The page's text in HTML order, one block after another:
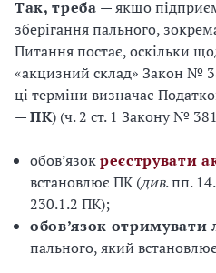
Так, треба — якщо
зберігання пального,
Питання постає, оскільки
«акцизний склад» Закон №
ці терміни визначає
—ПК) (ч. 2 ст. 1 Закону №
обов’язокреєструвати
встановлює ПК (див. пп.
230.1.2 ПК);
обов’язок отримувати
пального, який